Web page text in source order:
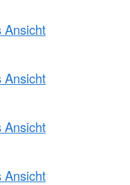
Ansicht
Ansicht
Ansicht
Ansicht